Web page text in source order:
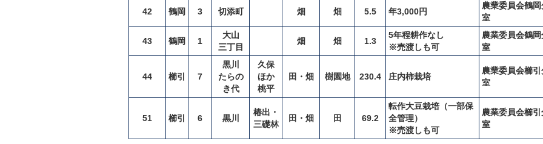
42 鶴岡 3 切添町 畑 畑 5.5 年3,000円
農業委員会鶴岡
室
43 鶴岡 1
大山
三丁目
畑 畑 1.3
5年程耕作なし
※売渡しも可
農業委員会鶴岡
室
44 櫛引 7
黒川
たらの
き代
久保
ほか
桃平
田・畑 樹園地 230.4 庄内柿栽培
農業委員会櫛引
室
51 櫛引 6 黒川
椿出・
三礎林
田・畑 田 69.2
転作大豆栽培（一部保
全管理）
※売渡しも可
農業委員会櫛引
室